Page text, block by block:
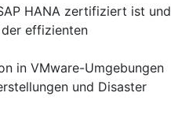
HANA zertifiziert ist und
effizienten
in VMware-Umgebungen
und Disaster